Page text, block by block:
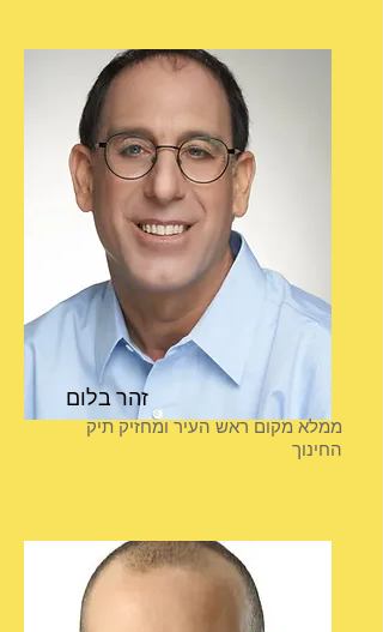
זהר בלום
ממלא מקום ראש העיר ומחזיק תיק
החינוך